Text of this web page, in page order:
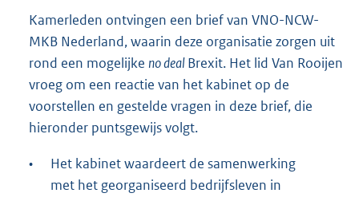
Kamerleden ontvingen een brief van VNO-NCW-
MKB Nederland, waarin deze organisatie zorgen uit
rond een mogelijke no dealBrexit. Het lid Van Rooijen
vroeg om een reactie van het kabinet op de
voorstellen en gestelde vragen in deze brief, die
hieronder puntsgewijs volgt.
•
Het kabinet waardeert de samenwerking
met het georganiseerd bedrijfsleven in